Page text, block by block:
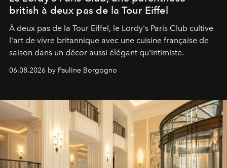
british à deux pas de la Tour Eiffel
À deux pas de la Tour Eiffel, le Lordy's Paris Club cultive
l'art de vivre britannique avec une cuisine française de
saison dans un décor aussi élégant qu'intimiste.
06.08.2026 by Pauline Borgogno